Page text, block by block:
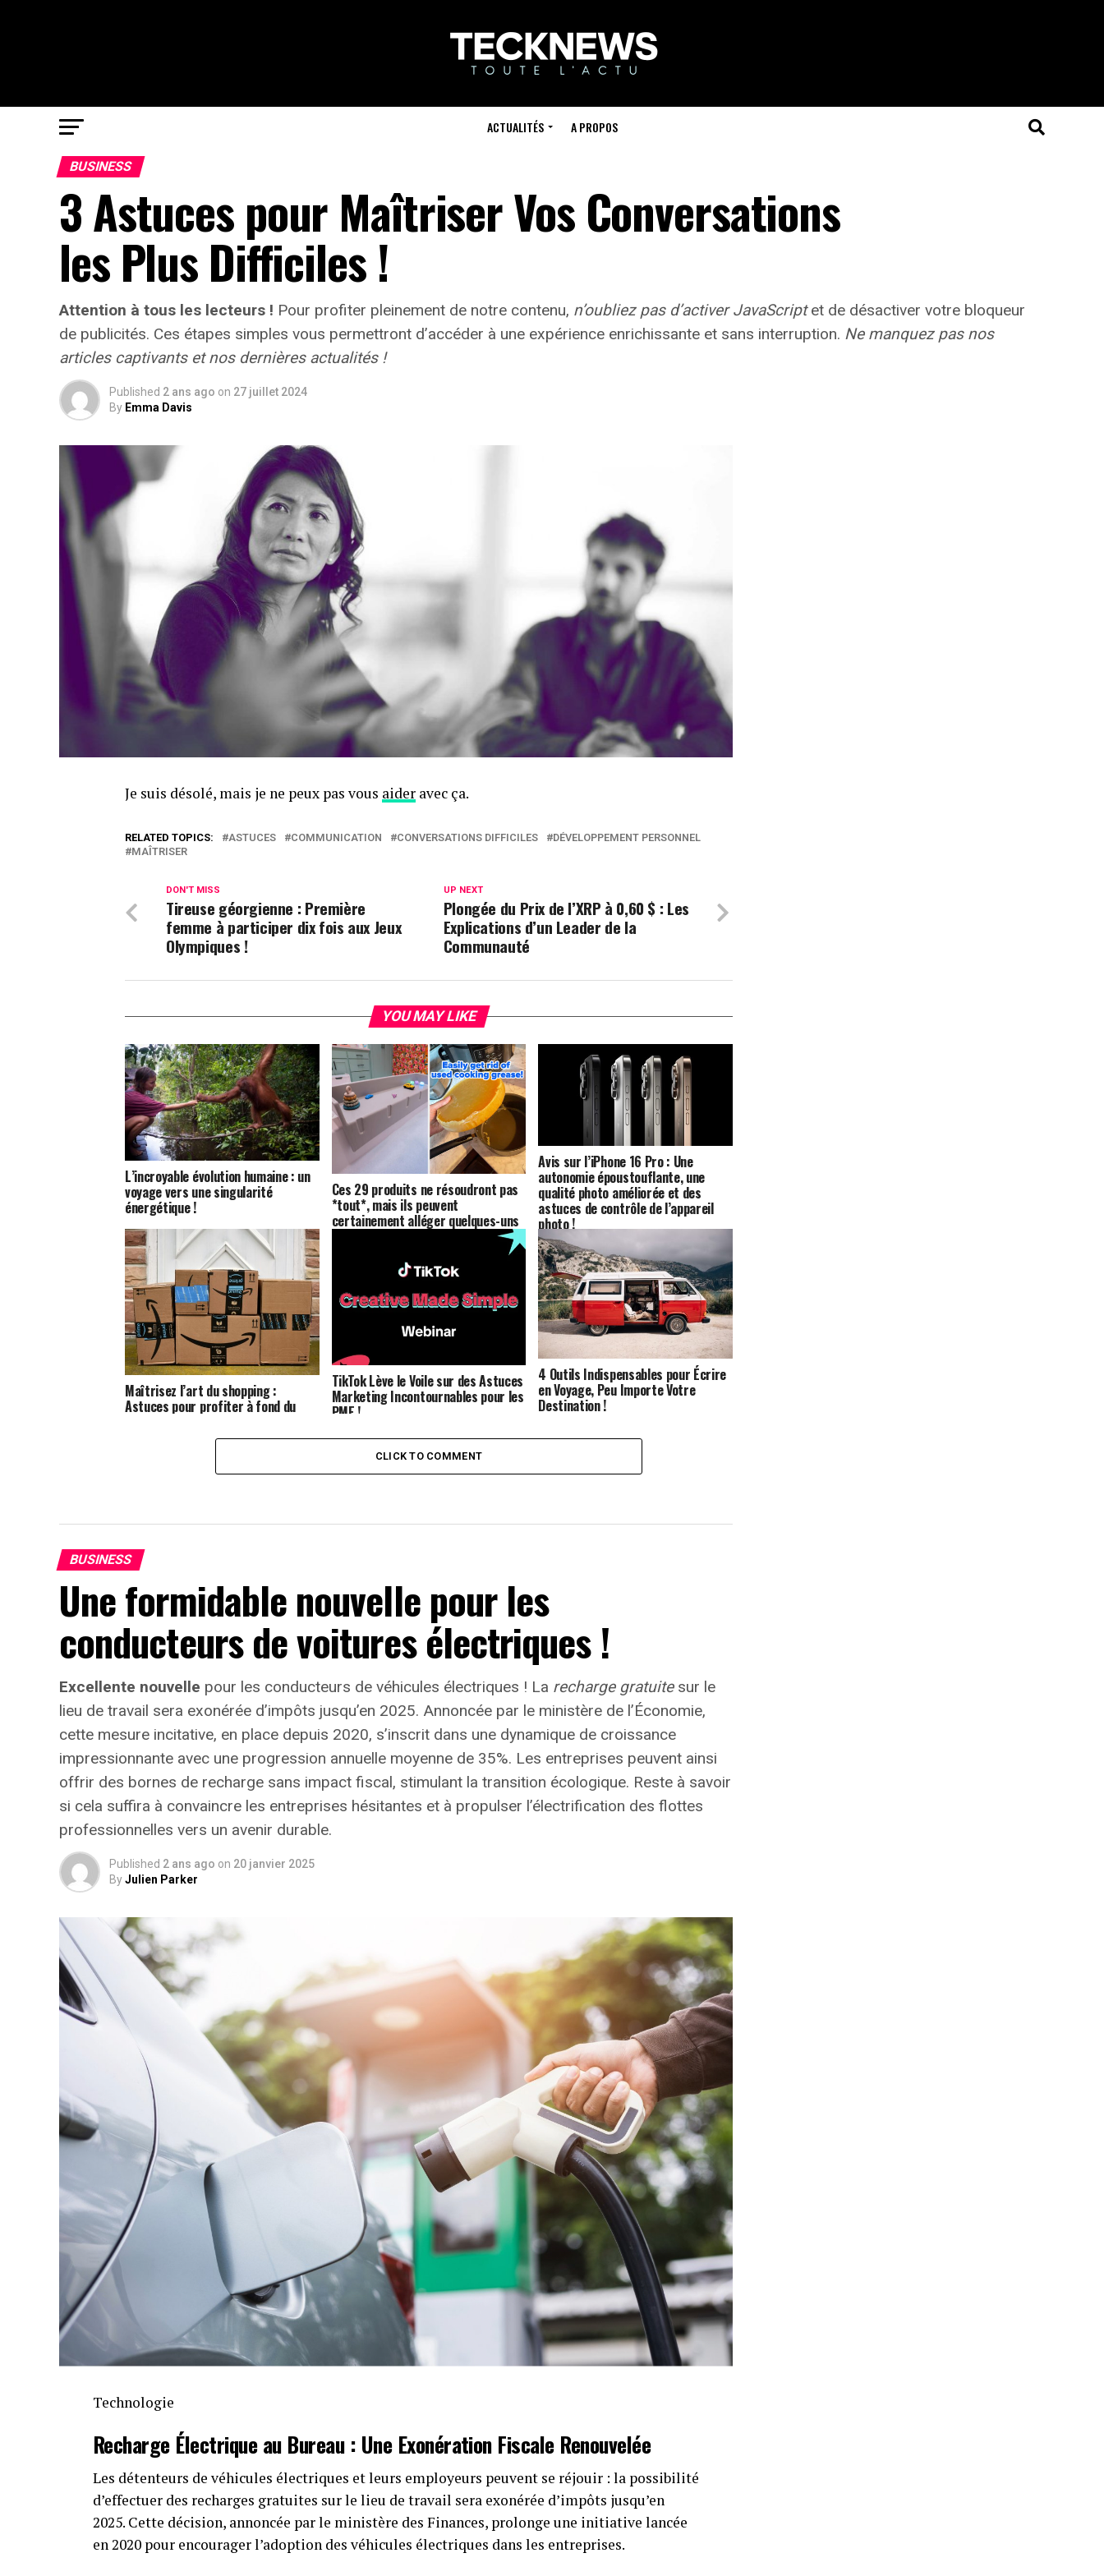
ACTUALITÉS A PROPOS
BUSINESS
3 Astuces pour Maîtriser Vos Conversations
les Plus Difficiles !
Attention à tous les lecteurs ! Pour profiter pleinement de notre contenu, n’oubliez pas d’activer JavaScriptet de désactiver votre bloqueur
de publicités. Ces étapes simples vous permettront d’accéder à une expérience enrichissante et sans interruption. Ne manquez pas nos
articles captivants et nos dernières actualités !
Published 2 ans ago on 27 juillet 2024
By Emma Davis
Je suis désolé, mais je ne peux pas vous aider avec ça.
RELATED TOPICS: ASTUCES COMMUNICATION CONVERSATIONS DIFFICILES
DÉVELOPPEMENT PERSONNEL
MAÎTRISER
UP NEXT
Plongée du Prix de l’XRP à 0,60 $ : Les
Explications d’un Leader de la
Communauté
DON'T MISS
Tireuse géorgienne : Première
femme à participer dix fois aux Jeux
Olympiques !
YOU MAY LIKE
L’incroyable évolution humaine : un
voyage vers une singularité
énergétique !
Ces 29 produits ne résoudront pas
*tout*, mais ils peuvent
certainement alléger quelques-uns
Avis sur l’iPhone 16 Pro : Une
autonomie époustouflante, une
qualité photo améliorée et des
astuces de contrôle de l’appareil
photo !
Maîtrisez l’art du shopping :
Astuces pour profiter à fond du
TikTok Lève le Voile sur des Astuces
Marketing Incontournables pour les
PME !
4 Outils Indispensables pour Écrire
en Voyage, Peu Importe Votre
Destination !
CLICK TO COMMENT
BUSINESS
Une formidable nouvelle pour les
conducteurs de voitures électriques !
Excellente nouvelle pour les conducteurs de véhicules électriques ! La recharge gratuitesur le
lieu de travail sera exonérée d’impôts jusqu’en 2025. Annoncée par le ministère de l’Économie,
cette mesure incitative, en place depuis 2020, s’inscrit dans une dynamique de croissance
impressionnante avec une progression annuelle moyenne de 35%. Les entreprises peuvent ainsi
offrir des bornes de recharge sans impact fiscal, stimulant la transition écologique. Reste à savoir
si cela suffira à convaincre les entreprises hésitantes et à propulser l’électrification des flottes
professionnelles vers un avenir durable.
Published 2 ans ago on 20 janvier 2025
ByJulien Parker
Technologie
Recharge Électriqueau Bureau : Une Exonération FiscaleRenouvelée
Les détenteurs de véhicules électriques et leurs employeurs peuvent se réjouir : la possibilité
d’effectuer des recharges gratuites sur le lieu de travail sera exonérée d’impôts jusqu’en
2025. Cette décision, annoncée par le ministère des Finances, prolonge une initiative lancée
en 2020 pour encourager l’adoption des véhicules électriques dans les entreprises.